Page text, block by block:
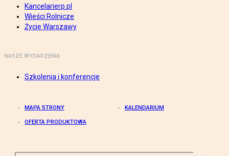
Kancelarierp.pl
Wieści Rolnicze
Życie Warszawy
NASZE WYDARZENIA
Szkolenia i konferencje
MAPA STRONY KALENDARIUM
OFERTA PRODUKTOWA